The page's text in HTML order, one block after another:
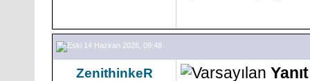
14 Haziran 2026, 09:48
ZenithinkeR